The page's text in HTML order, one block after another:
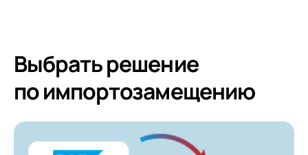
Выбрать решение
по импортозамещению